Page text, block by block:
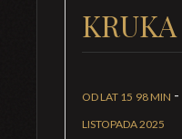
KRUKA
OD LAT 15 98 MIN -
LISTOPADA 2025